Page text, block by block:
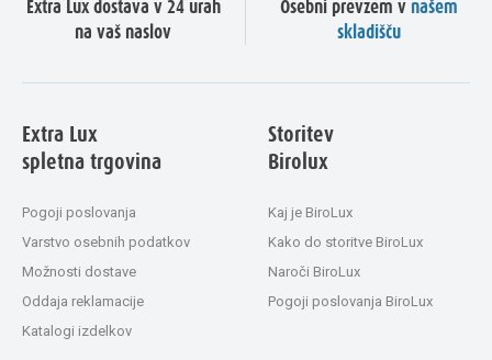
Extra Lux dostava v 24 urah
na vaš naslov
Osebni prevzem v našem
skladišču
Extra Lux
spletna trgovina
Pogoji poslovanja
Varstvo osebnih podatkov
Možnosti dostave
Oddaja reklamacije
Katalogi izdelkov
Storitev
Birolux
Kaj je BiroLux
Kako do storitve BiroLux
Naroči BiroLux
Pogoji poslovanja BiroLux